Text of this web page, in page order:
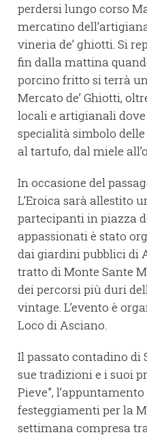
perdersi lungo corso
mercatino
vineria de’ ghiotti. Si
fin dalla mattina
porcino fritto si terrà
Mercato de’ Ghiotti,
locali e artigianali
specialità simbolo
al tartufo, dal miele
In occasione del
L’Eroica sarà allestito
partecipanti in piazza
appassionati è stato
dai giardini pubblici di
tratto di Monte Sante
dei percorsi più duri
vintage. L’evento è
Loco di Asciano.
Il passato contadino di
sue tradizioni e i suoi
Pieve”,
festeggiamenti per la
settimana compresa